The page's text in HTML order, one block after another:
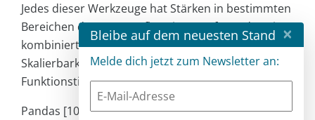
Jedes dieser Werkzeuge hat Stärken in bestimmten
Bereichen der Datenaufbereitung. Oft werden sie
kombiniert eingesetzt, je nach Anforderung an
Skalierbarkeit, Benutzerfreundlichkeit oder
Funktionstiefe.
Pandas [10] ist die wohl populärste Open-Source-
Bleibe auf dem neuesten Stand ×
Melde dich jetzt zum Newsletter an: